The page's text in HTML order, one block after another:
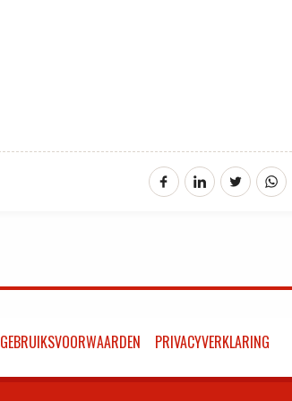
GEBRUIKSVOORWAARDEN PRIVACYVERKLARING